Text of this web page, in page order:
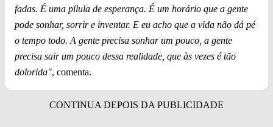
fadas. É uma pílula de esperança. É um horário que a gente
pode sonhar, sorrir e inventar. E eu acho que a vida não dá pé
o tempo todo. A gente precisa sonhar um pouco, a gente
precisa sair um pouco dessa realidade, que às vezes é tão
dolorida", comenta.